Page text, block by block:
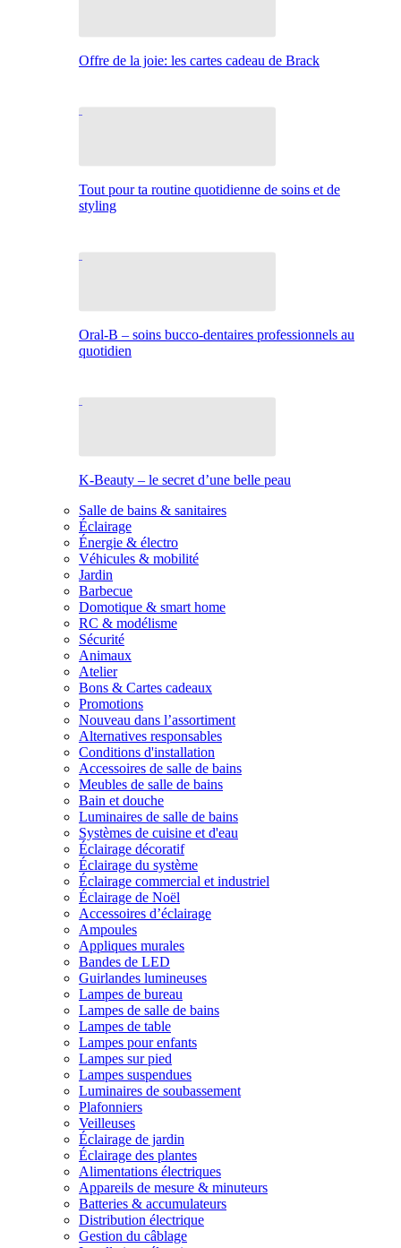
Offre de la joie: les cartes cadeau de Brack
Tout pour ta routine quotidienne de soins et de
styling
Oral-B – soins bucco-dentaires professionnels au
quotidien
K-Beauty – le secret d’une belle peau
Salle de bains & sanitaires
Éclairage
Énergie & électro
Véhicules & mobilité
Jardin
Barbecue
Domotique & smart home
RC & modélisme
Sécurité
Animaux
Atelier
Bons & Cartes cadeaux
Promotions
Nouveau dans l’assortiment
Alternatives responsables
Conditions d'installation
Accessoires de salle de bains
Meubles de salle de bains
Bain et douche
Luminaires de salle de bains
Systèmes de cuisine et d'eau
Éclairage décoratif
Éclairage du système
Éclairage commercial et industriel
Éclairage de Noël
Accessoires d’éclairage
Ampoules
Appliques murales
Bandes de LED
Guirlandes lumineuses
Lampes de bureau
Lampes de salle de bains
Lampes de table
Lampes pour enfants
Lampes sur pied
Lampes suspendues
Luminaires de soubassement
Plafonniers
Veilleuses
Éclairage de jardin
Éclairage des plantes
Alimentations électriques
Appareils de mesure & minuteurs
Batteries & accumulateurs
Distribution électrique
Gestion du câblage